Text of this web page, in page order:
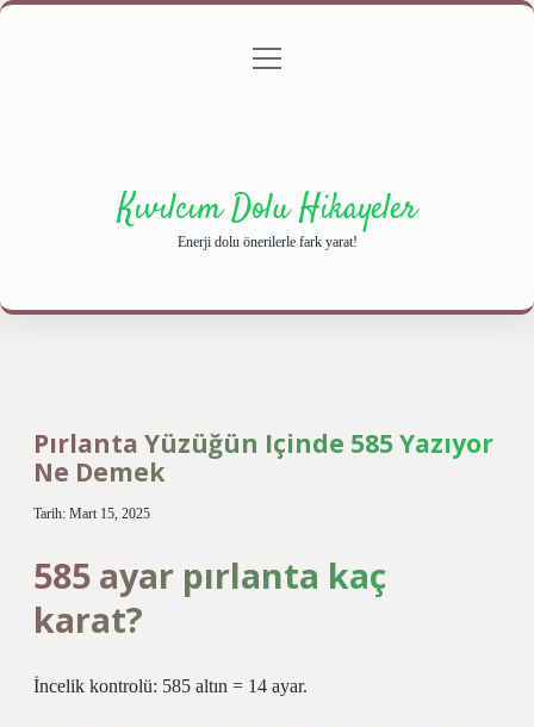
Gizlilik Politikası
menüyü
Kıvılcım Dolu Hikayeler
Enerji dolu önerilerle fark yarat!
Pırlanta Yüzüğün Içinde 585 Yazıyor
Ne Demek
Tarih: Mart 15, 2025
585 ayar pırlanta kaç
karat?
İncelik kontrolü: 585 altın = 14 ayar.